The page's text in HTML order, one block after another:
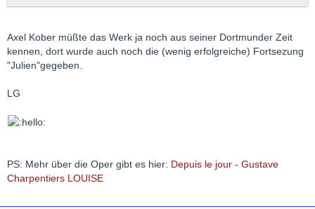
Axel Kober müßte das Werk ja noch aus seiner Dortmunder Zeit
kennen, dort wurde auch noch die (wenig erfolgreiche) Fortsezung
"Julien"gegeben.
LG
PS: Mehr über die Oper gibt es hier: Depuis le jour - Gustave
Charpentiers LOUISE